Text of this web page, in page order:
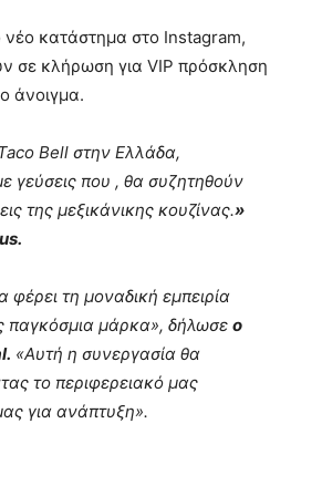
νέο κατάστημα στο Instagram,
σε κλήρωση για VIP πρόσκληση
άνοιγμα.
Bell στην Ελλάδα,
γεύσεις που , θα συζητηθούν
της μεξικάνικης κουζίνας.»
τη μοναδική εμπειρία
παγκόσμια μάρκα», δήλωσε ο
«Αυτή η συνεργασία θα
το περιφερειακό μας
για ανάπτυξη».